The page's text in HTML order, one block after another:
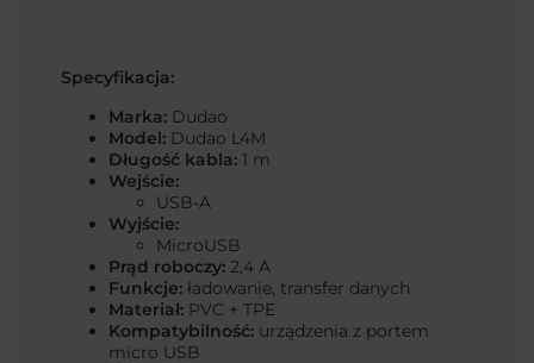
Specyfikacja:
Marka: Dudao
Model: Dudao L4M
Długość kabla: 1 m
Wejście:
USB-A
Wyjście:
MicroUSB
Prąd roboczy: 2,4 A
Funkcje: ładowanie, transfer danych
Materiał: PVC + TPE
Kompatybilność: urządzenia z portem
micro USB